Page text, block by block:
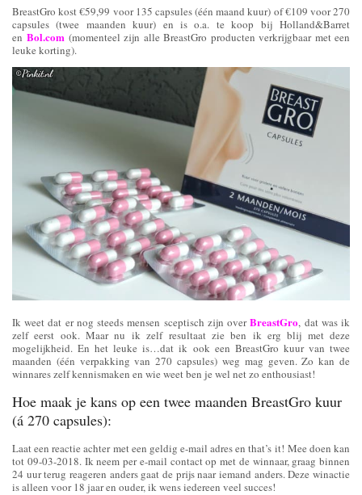
BreastGro kost €59,99 voor 135 capsules (één maand kuur) of €109 voor 270
capsules (twee maanden kuur) en is o.a. te koop bij Holland&Barret
enBol.com (momenteel zijn alle BreastGro producten verkrijgbaar met een
leuke korting).
Ik weet dat er nog steeds mensen sceptisch zijn overBreastGro, dat was ik
zelf eerst ook. Maar nu ik zelf resultaat zie ben ik erg blij met deze
mogelijkheid. En het leuke is…dat ik ook een BreastGro kuur van twee
maanden (één verpakking van 270 capsules) weg mag geven. Zo kan de
winnares zelf kennismaken en wie weet ben je wel net zo enthousiast!
Hoe maak je kans op een twee maanden BreastGro kuur
(á 270 capsules):
Laat een reactie achter met een geldig e-mail adres en that’s it! Mee doen kan
tot 09-03-2018. Ik neem per e-mail contact op met de winnaar, graag binnen
24 uur terug reageren anders gaat de prijs naar iemand anders. Deze winactie
is alleen voor 18 jaar en ouder, ik wens iedereen veel succes!